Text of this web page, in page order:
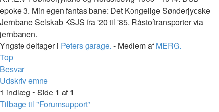
epoke 3. Min egen fantasibane: Det Kongelige Sønderjydske
Jernbane Selskab KSJS fra '20 til '85. Råstoftransporter via
jernbanen.
Yngste deltager i Peters garage. - Medlem afMERG.
Top
Besvar
Udskriv emne
1 indlæg • Side 1 af1
Tilbage til "Forumsupport"